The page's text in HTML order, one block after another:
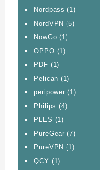
Nordpass (1)
NordVPN (5)
NowGo (1)
OPPO (1)
PDF (1)
Pelican (1)
peripower (1)
Philips (4)
PLES (1)
PureGear (7)
PureVPN (1)
QCY (1)